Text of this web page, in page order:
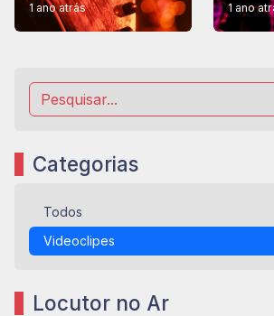
1 ano atrás 1 ano
Categorias
Todos
Videoclipes
Locutor no Ar